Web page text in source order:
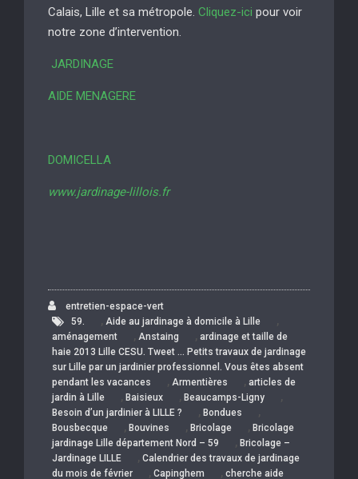
Calais, Lille et sa métropole. Cliquez-ici pour voir
notre zone d’intervention.
JARDINAGE
AIDE MENAGERE
DOMICELLA
www.jardinage-lillois.fr
entretien-espace-vert
59.
, Aide au jardinage à domicile à Lille ,
aménagement , Anstaing , ardinage et taille de
haie 2013 Lille CESU. Tweet … Petits travaux de jardinage
sur Lille par un jardinier professionnel. Vous êtes absent
pendant les vacances
, Armentières , articles de
jardin à Lille
, Baisieux , Beaucamps-Ligny ,
Besoin d’un jardinier à LILLE ? , Bondues ,
Bousbecque , Bouvines , Bricolage , Bricolage
jardinage Lille département Nord – 59
, Bricolage –
Jardinage LILLE
, Calendrier des travaux de jardinage
du mois de février
, Capinghem , cherche aide